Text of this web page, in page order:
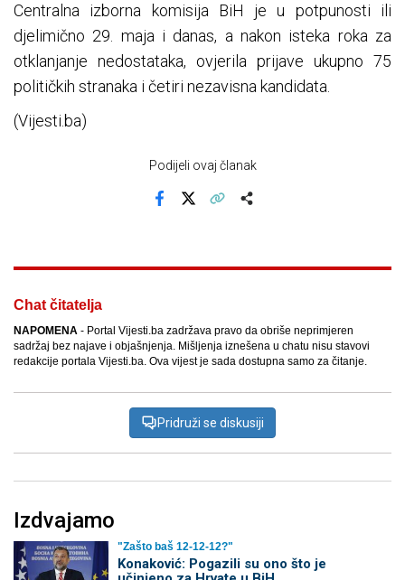
Centralna izborna komisija BiH je u potpunosti ili
djelimično 29. maja i danas, a nakon isteka roka za
otklanjanje nedostataka, ovjerila prijave ukupno 75
političkih stranaka i četiri nezavisna kandidata.
(Vijesti.ba)
Podijeli ovaj članak
Chat čitatelja
NAPOMENA - Portal Vijesti.ba zadržava pravo da obriše neprimjeren
sadržaj bez najave i objašnjenja. Mišljenja iznešena u chatu nisu stavovi
redakcije portala Vijesti.ba. Ova vijest je sada dostupna samo za čitanje.
Pridruži se diskusiji
Izdvajamo
"Zašto baš 12-12-12?"
Konaković: Pogazili su ono što je